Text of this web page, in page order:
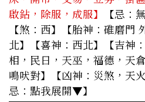
啟鉆，除服，成服】
【忌：
【煞：西】【胎神：碓磨門
北】【喜神：西北】【吉神
相，民日，天巫，福德，天
鳴吠對】【凶神：災煞，天火
忌：點我展開▼】